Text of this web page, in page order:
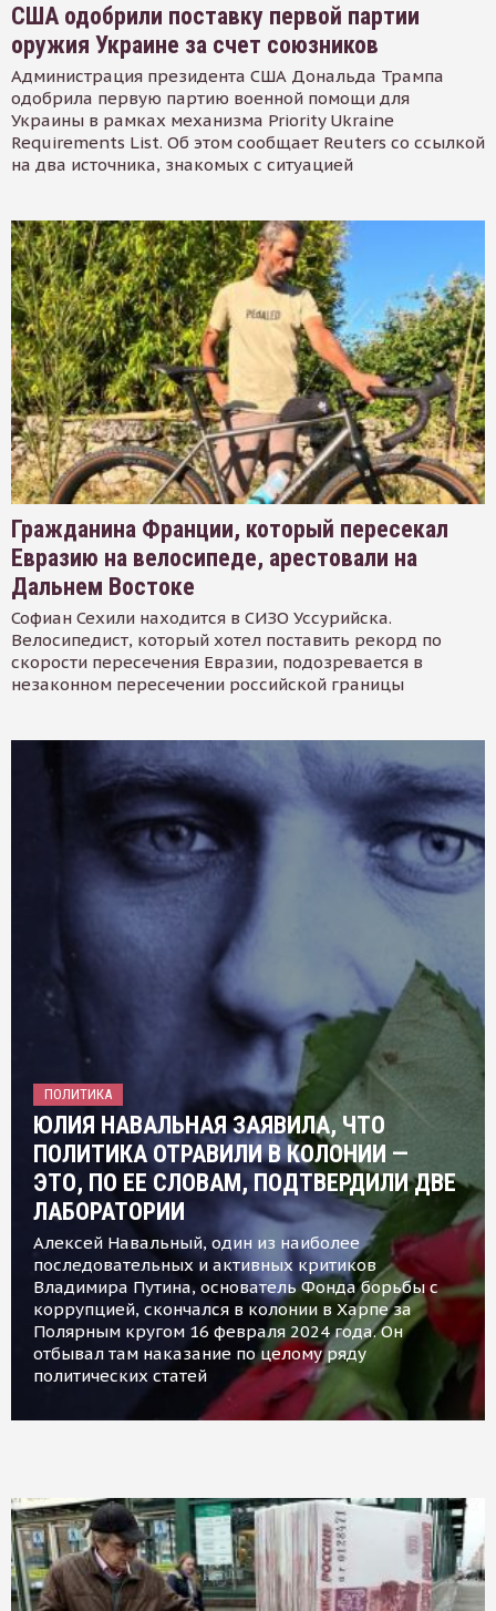
США одобрили поставку первой партии
оружия Украине за счет союзников
Администрация президента США Дональда Трампа
одобрила первую партию военной помощи для
Украины в рамках механизма Priority Ukraine
Requirements List. Об этом сообщает Reuters со ссылкой
на два источника, знакомых с ситуацией
Гражданина Франции, который пересекал
Евразию на велосипеде, арестовали на
Дальнем Востоке
Софиан Сехили находится в СИЗО Уссурийска.
Велосипедист, который хотел поставить рекорд по
скорости пересечения Евразии, подозревается в
незаконном пересечении российской границы
ПОЛИТИКА
ЮЛИЯ НАВАЛЬНАЯ ЗАЯВИЛА, ЧТО
ПОЛИТИКА ОТРАВИЛИ В КОЛОНИИ —
ЭТО, ПО ЕЕ СЛОВАМ, ПОДТВЕРДИЛИ ДВЕ
ЛАБОРАТОРИИ
Алексей Навальный, один из наиболее
последовательных и активных критиков
Владимира Путина, основатель Фонда борьбы с
коррупцией, скончался в колонии в Харпе за
Полярным кругом 16 февраля 2024 года. Он
отбывал там наказание по целому ряду
политических статей